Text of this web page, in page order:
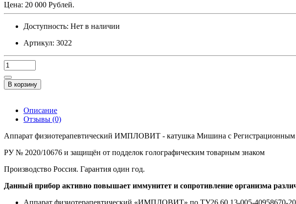
Цена: 20 000 Рублей.
Доступность: Нет в наличии
Артикул: 3022
В корзину
Описание
Отзывы (0)
Аппарат физиотерапевтический ИМПЛОВИТ - катушка Мишина с
РУ № 2020/10676 и защищён от подделок голографическим товарным знаком
Производство Россия. Гарантия один год.
Данный прибор активно повышает иммунитет и сопротивление организма